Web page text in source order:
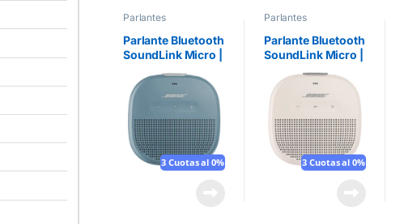
Parlantes
Parlante Bluetooth
SoundLink Micro |
3 Cuotas al 0%
Parlantes
Parlante Bluetooth
SoundLink Micro |
3 Cuotas al 0%